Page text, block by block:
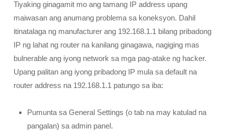
Tiyaking ginagamit mo ang tamang IP address upang
maiwasan ang anumang problema sa koneksyon. Dahil
itinatalaga ng manufacturer ang 192.168.1.1 bilang pribadong
IP ng lahat ng router na kanilang ginagawa, nagiging mas
bulnerable ang iyong network sa mga pag-atake ng hacker.
Upang palitan ang iyong pribadong IP mula sa default na
router address na 192.168.1.1 patungo sa iba:
Pumunta sa General Settings (o tab na may katulad na
pangalan) sa admin panel.